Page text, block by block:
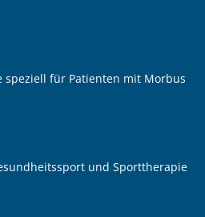
speziell für Patienten mit Morbus
und Sporttherapie